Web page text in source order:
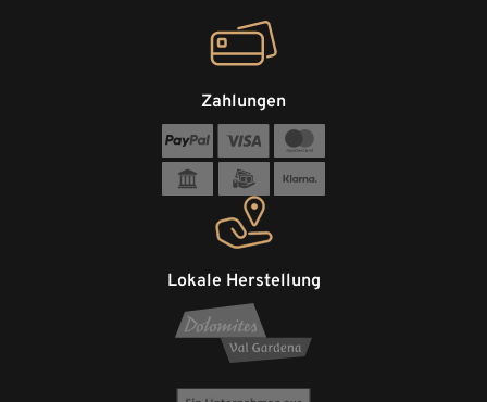
Lokale Herstellung
Zahlungen